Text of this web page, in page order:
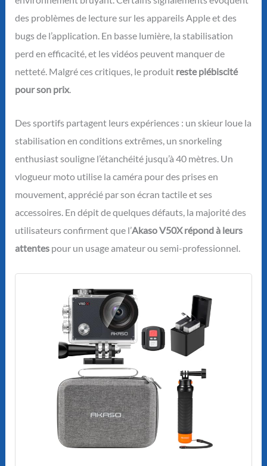
des problèmes de lecture sur les appareils Apple et des
bugs de l’application. En basse lumière, la stabilisation
perd en efficacité, et les vidéos peuvent manquer de
netteté. Malgré ces critiques, le produit reste plébiscité
pour son prix.
Des sportifs partagent leurs expériences : un skieur loue la
stabilisation en conditions extrêmes, un snorkeling
enthusiast souligne l’étanchéité jusqu’à 40 mètres. Un
vlogueur moto utilise la caméra pour des prises en
mouvement, apprécié par son écran tactile et ses
accessoires. En dépit de quelques défauts, la majorité des
utilisateurs confirment que l’Akaso V50X répond à leurs
attentes pour un usage amateur ou semi-professionnel.